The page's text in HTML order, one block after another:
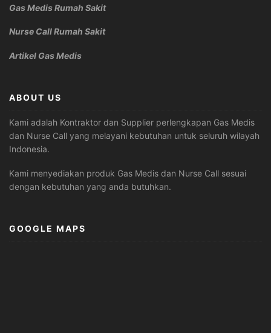
Gas Medis Rumah Sakit
Nurse Call Rumah Sakit
Artikel Gas Medis
ABOUT US
Kami adalah Kontraktor dan Supplier perlengkapan Gas Medis
dan Nurse Call yang melayani kebutuhan untuk seluruh wilayah
Indonesia.
Kami menyediakan produk Gas Medis dan Nurse Call sesuai
dengan kebutuhan yang anda butuhkan.
GOOGLE MAPS